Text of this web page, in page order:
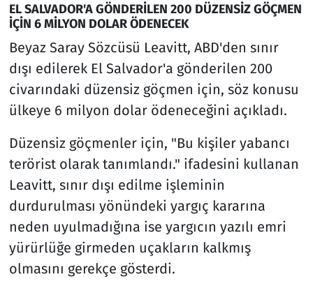
EL SALVADOR'A GÖNDERİLEN 200 DÜZENSİZ GÖÇMEN
İÇİN 6 MİLYON DOLAR ÖDENECEK
Beyaz Saray Sözcüsü Leavitt, ABD'den sınır
dışı edilerek El Salvador'a gönderilen 200
civarındaki düzensiz göçmen için, söz konusu
ülkeye 6 milyon dolar ödeneceğini açıkladı.
Düzensiz göçmenler için, "Bu kişiler yabancı
terörist olarak tanımlandı." ifadesini kullanan
Leavitt, sınır dışı edilme işleminin
durdurulması yönündeki yargıç kararına
neden uyulmadığına ise yargıcın yazılı emri
yürürlüğe girmeden uçakların kalkmış
olmasını gerekçe gösterdi.